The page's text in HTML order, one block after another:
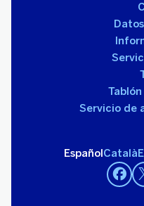
Servicio de
EspañolCatalà